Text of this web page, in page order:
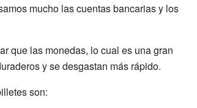
mucho las cuentas bancarias y los
que las monedas, lo cual es una gran
y se desgastan más rápido.
son: